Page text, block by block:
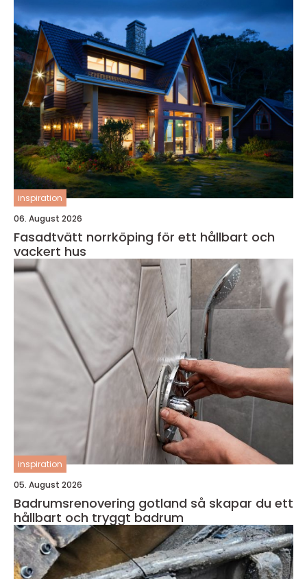
inspiration
06. August 2026
Fasadtvätt norrköping för ett hållbart och
vackert hus
inspiration
05. August 2026
Badrumsrenovering gotland så skapar du ett
hållbart och tryggt badrum